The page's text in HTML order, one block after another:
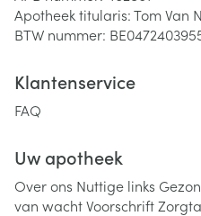
Apotheek titularis:Tom Van
BTW nummer:
Klantenservice
FAQ
Uw apotheek
Over ons Nuttige links
van wachtVoorschrift